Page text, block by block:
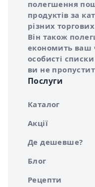
полегшення
продуктів за
різних
Він також
економить ваш
особисті
ви не
Послуги
Каталог
Акції
Де дешевше?
Блог
Рецепти